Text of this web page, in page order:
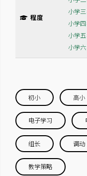
程度
小学
小学
小学
小学
初小 高小
电子学习
组长 调动
教学策略